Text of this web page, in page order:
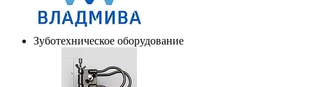
Зуботехническое оборудование